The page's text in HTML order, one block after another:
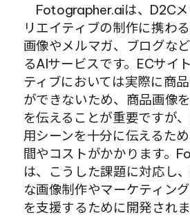
Fotographer.aiは、D2Cメ
リエイティブの制作に携わ
画像やメルマガ、ブログな
るAIサービスです。ECサイ
ティブにおいては実際に商
ができないため、商品画像
を伝えることが重要ですが
用シーンを十分に伝えるた
間やコストがかかります。
は、こうした課題に対応し
な画像制作やマーケティン
を支援するために開発されま